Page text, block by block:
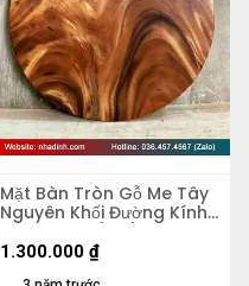
Mặt Bàn Tròn Gỗ Me Tây
Nguyên Khối Đường Kính
67 Dày 4,2 (cm)
1.300.000 ₫